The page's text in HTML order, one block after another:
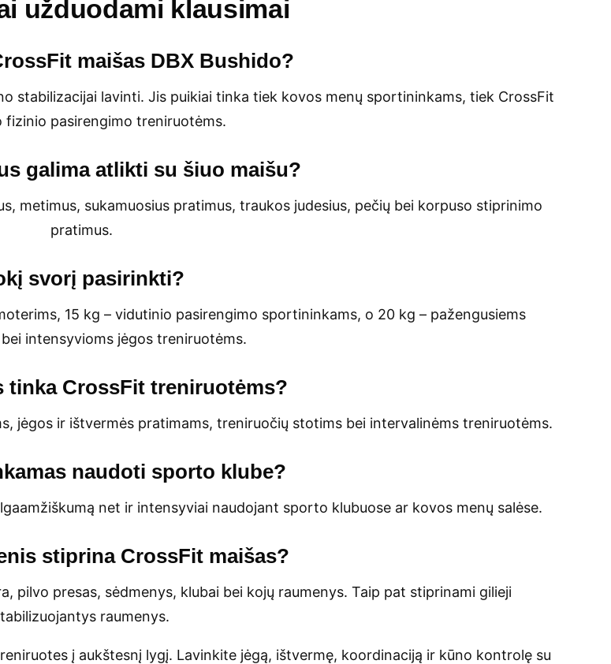
užduodami klausimai
maišas DBX Bushido?
stabilizacijai lavinti. Jis puikiai tinka tiek kovos menų sportininkams, tiek CrossFit
fizinio pasirengimo treniruotėms.
galima atlikti su šiuo maišu?
metimus, sukamuosius pratimus, traukos judesius, pečių bei korpuso stiprinimo
pratimus.
svorį pasirinkti?
15 kg – vidutinio pasirengimo sportininkams, o 20 kg – pažengusiems
intensyvioms jėgos treniruotėms.
tinka CrossFit treniruotėms?
jėgos ir ištvermės pratimams, treniruočių stotims bei intervalinėms treniruotėms.
naudoti sporto klube?
net ir intensyviai naudojant sporto klubuose ar kovos menų salėse.
stiprina CrossFit maišas?
pilvo presas, sėdmenys, klubai bei kojų raumenys. Taip pat stiprinami gilieji
raumenys.
į aukštesnį lygį. Lavinkite jėgą, ištvermę, koordinaciją ir kūno kontrolę su